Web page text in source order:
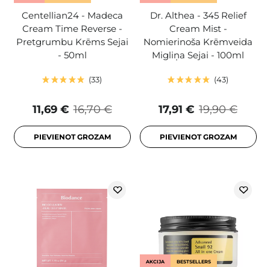
Centellian24 - Madeca
Cream Time Reverse -
Pretgrumbu Krēms Sejai
- 50ml
33
16,70 €
11,69 €
PIEVIENOT GROZAM
Dr. Althea - 345 Relief
Cream Mist -
Nomierinoša Krēmveida
Migliņa Sejai - 100ml
43
19,90 €
17,91 €
PIEVIENOT GROZAM
AKCIJA BESTSELLERS